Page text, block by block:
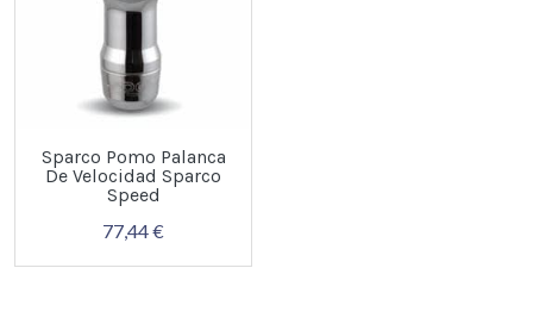
Sparco Pomo Palanca
De Velocidad Sparco
Speed
77,44 €